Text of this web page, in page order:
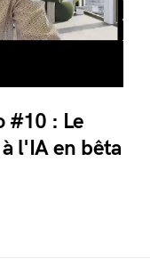
#10 : Le
l'IA en bêta